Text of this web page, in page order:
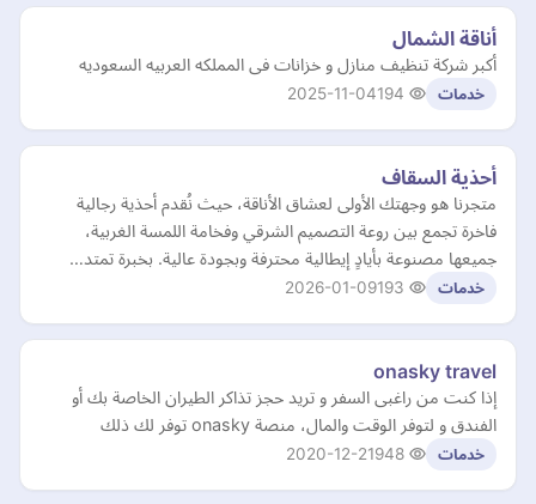
أناقة الشمال
أكبر شركة تنظيف منازل و خزانات فى المملكه العربيه السعوديه
خدمات 2025-11-04
أحذية السقاف
متجرنا هو وجهتك الأولى لعشاق الأناقة، حيث نُقدم أحذية رجالية
فاخرة تجمع بين روعة التصميم الشرقي وفخامة اللمسة الغربية،
جميعها مصنوعة بأيادٍ إيطالية محترفة وبجودة عالية. بخبرة تمتد…
خدمات 2026-01-09
onasky travel
إذا كنت من راغبى السفر و تريد حجز تذاكر الطيران الخاصة بك أو
الفندق و لتوفر الوقت والمال، منصة onasky توفر لك ذلك
خدمات 2020-12-21